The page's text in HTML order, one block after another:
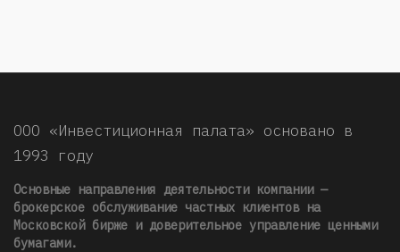
ООО «Инвестиционная палата» основано в
1993 году
Основные направления деятельности компании —
брокерское обслуживание частных клиентов на
Московской бирже и доверительное управление ценными
бумагами.